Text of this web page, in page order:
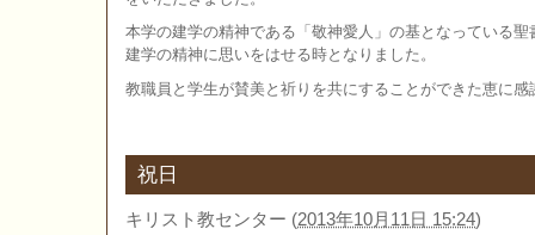
本学の建学の精神である「敬神愛人」の基となっている
建学の精神に思いをはせる時となりました。
教職員と学生が賛美と祈りを共にすることができた恵に感
祝日
キリスト教センター (2013年10月11日 15:24)